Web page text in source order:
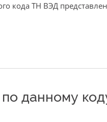
кода ТН ВЭД
данному